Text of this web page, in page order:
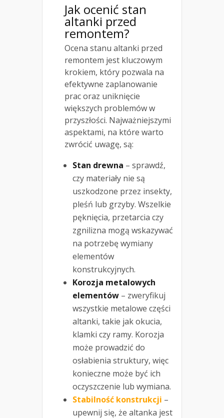
Jak ocenić stan
altanki przed
remontem?
Ocena stanu altanki przed
remontem jest kluczowym
krokiem, który pozwala na
efektywne zaplanowanie
prac oraz uniknięcie
większych problemów w
przyszłości. Najważniejszymi
aspektami, na które warto
zwrócić uwagę, są:
Stan drewna – sprawdź,
czy materiały nie są
uszkodzone przez insekty,
pleśń lub grzyby. Wszelkie
pęknięcia, przetarcia czy
zgnilizna mogą wskazywać
na potrzebę wymiany
elementów
konstrukcyjnych.
Korozja metalowych
elementów – zweryfikuj
wszystkie metalowe części
altanki, takie jak okucia,
klamki czy ramy. Korozja
może prowadzić do
osłabienia struktury, więc
konieczne może być ich
oczyszczenie lub wymiana.
Stabilność konstrukcji –
upewnij się, że altanka jest